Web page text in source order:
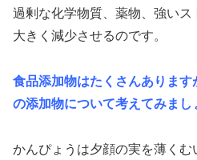
過剰な化学物質、薬物、強い
大きく減少させるのです。
食品添加物はたくさんあります
の添加物について考えてみまし
かんぴょうは夕顔の実を薄くむ